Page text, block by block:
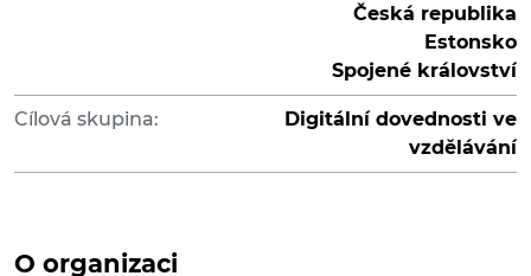
Česká republika
Estonsko
Spojené království
Cílová skupina:
Digitální dovednosti ve
vzdělávání
O organizaci